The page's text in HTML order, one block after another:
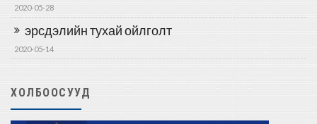
2020-05-28
эрсдэлийн тухай ойлголт
2020-05-14
ХОЛБООСУУД